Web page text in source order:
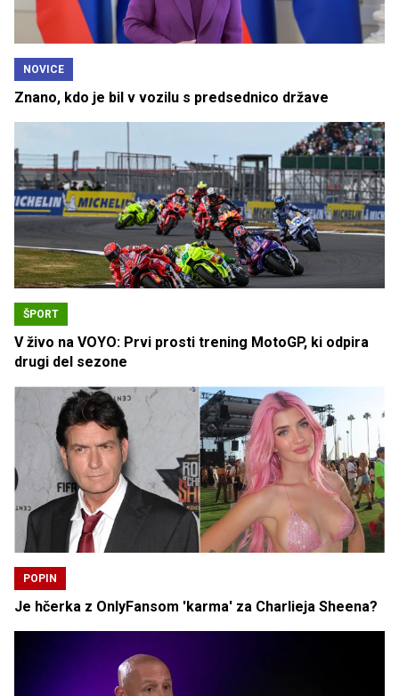
NOVICE
Znano, kdo je bil v vozilu s predsednico države
ŠPORT
V živo na VOYO: Prvi prosti trening MotoGP, ki odpira
drugi del sezone
POPIN
Je hčerka z OnlyFansom 'karma' za Charlieja Sheena?